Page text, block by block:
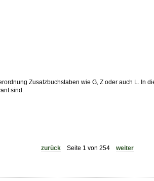
Zusatzbuchstaben wie G, Z oder auch L. In
sind.
zurück Seite 1 von 254 weiter